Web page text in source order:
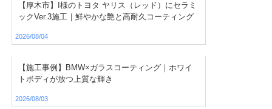
【厚木市】I様のトヨタ ヤリス（レッド）にセラミ
ックVer.3施工｜鮮やかな艶と高耐久コーティング
2026/08/04
【施工事例】BMW×ガラスコーティング｜ホワイ
トボディが放つ上質な輝き
2026/08/03